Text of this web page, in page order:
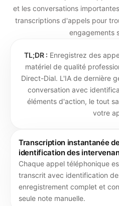
et les conversations
transcriptions d'appels pour
engagements
TL;DR : Enregistrez des
matériel de qualité
Direct-Dial. L'IA de dernière
conversation avec
éléments d'action, le tout
votre
Transcription instantanée
identification des
Chaque appel téléphonique
transcrit avec identification
enregistrement complet et
seule note manuelle.